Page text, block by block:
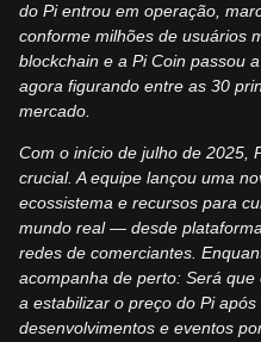
do Pi entrou em operação,
conforme milhões de usuários
blockchain e a Pi Coin passou
agora figurando entre as 30
mercado.
Com o início de julho de 2025,
crucial. A equipe lançou uma
ecossistema e recursos para
mundo real — desde
redes de comerciantes.
acompanha de perto: Será
a estabilizar o preço do Pi
desenvolvimentos e eventos